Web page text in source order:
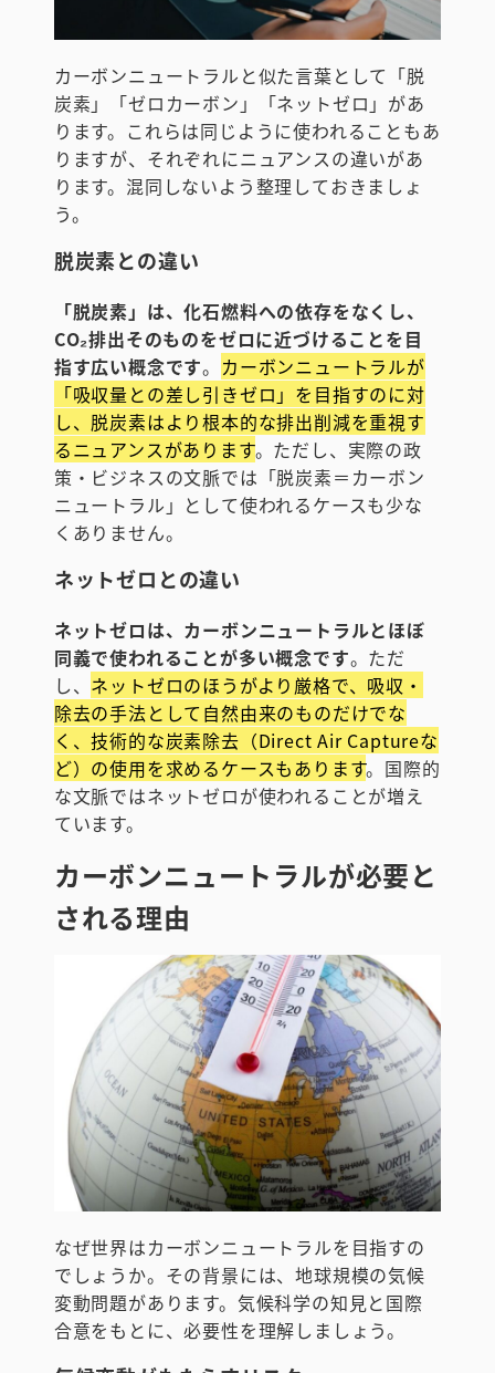
カーボンニュートラルと似た言葉として「脱
炭素」「ゼロカーボン」「ネットゼロ」があ
ります。これらは同じように使われることもあ
りますが、それぞれにニュアンスの違いがあ
ります。混同しないよう整理しておきましょ
う。
脱炭素との違い
「脱炭素」は、化石燃料への依存をなくし、
CO₂排出そのものをゼロに近づけることを目
指す広い概念です。 カーボンニュートラルが
「吸収量との差し引きゼロ」を目指すのに対
し、脱炭素はより根本的な排出削減を重視す
るニュアンスがあります。ただし、実際の政
策・ビジネスの文脈では「脱炭素＝カーボン
ニュートラル」として使われるケースも少な
くありません。
ネットゼロとの違い
ネットゼロは、カーボンニュートラルとほぼ
同義で使われることが多い概念です。ただ
し、 ネットゼロのほうがより厳格で、吸収・
除去の手法として自然由来のものだけでな
く、技術的な炭素除去（Direct Air Captureな
ど）の使用を求めるケースもあります。国際的
な文脈ではネットゼロが使われることが増え
ています。
カーボンニュートラルが必要と
される理由
なぜ世界はカーボンニュートラルを目指すの
でしょうか。その背景には、地球規模の気候
変動問題があります。気候科学の知見と国際
合意をもとに、必要性を理解しましょう。